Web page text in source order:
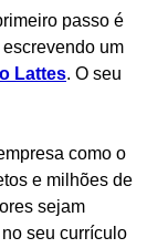
passo é
um
Lattes. O seu
como o
e milhões de
sejam
seu currículo